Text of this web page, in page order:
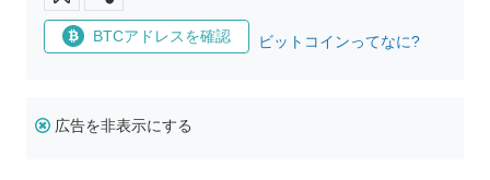
BTCアドレスを確認 ビットコインってなに?
広告を非表示にする